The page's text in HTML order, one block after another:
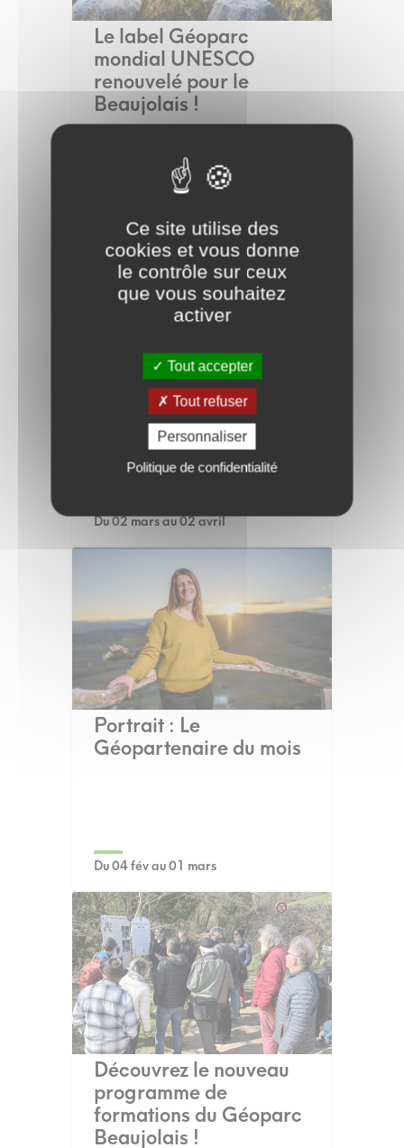
Le label Géoparc
mondial UNESCO
renouvelé pour le
Beaujolais !
Du 31 mars au 12 avril
Portrait : le
Géopartenaire du mois
Du 02 mars au 02 avril
Portrait : Le
Géopartenaire du mois
Du 04 fév au 01 mars
Découvrez le nouveau
programme de
formations du Géoparc
Beaujolais !
Ce site utilise des
cookies et vous donne
le contrôle sur ceux
que vous souhaitez
activer
Tout accepter
Tout refuser
Personnaliser
Politique de confidentialité